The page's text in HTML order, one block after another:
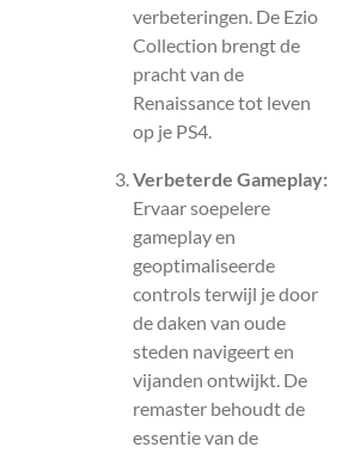
verbeteringen. De Ezio
Collection brengt de
pracht van de
Renaissance tot leven
op je PS4.
Verbeterde Gameplay:
Ervaar soepelere
gameplay en
geoptimaliseerde
controls terwijl je door
de daken van oude
steden navigeert en
vijanden ontwijkt. De
remaster behoudt de
essentie van de